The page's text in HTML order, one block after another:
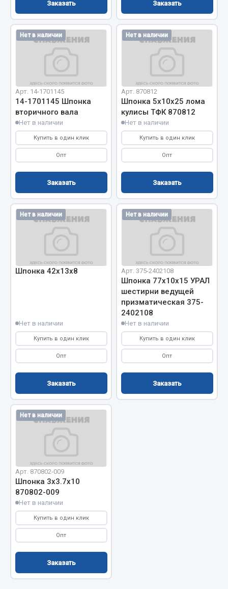
Весь раздел
Цепи подъёмные
РТИ
Кольца уплотнительные
Лента конвейерная
Патрубки
Прокладки
Рукава высокого давления
Автомобильная электрика
Блоки реле и предохранителей
Вилки нагрузочные
Выключатели и переключатели клавишные
Выключатель массы
Изолента
Показать ещё
Запчасти на полуприцепы
Амортизаторы для полуприцепов
Весь раздел
Двигатель
Заказать Заказать
Нет в наличии
Арт. 14-1701145
14-1701145 Шпонка
вторичного вала
Нет в наличии
Купить в один клик
Опт
Заказать
Нет в наличии
Арт. 870812
Шпонка 5х10х25 лома
кулисы ТФК 870812
Нет в наличии
Купить в один клик
Опт
Заказать
Нет в наличии
Шпонка 42х13х8
Нет в наличии
Купить в один клик
Опт
Заказать
Нет в наличии
Арт. 375-2402108
Шпонка 77х10х15 УРАЛ
шестирни ведущей
призматическая 375-
2402108
Нет в наличии
Купить в один клик
Опт
Заказать
Нет в наличии
Арт. 870802-009
Шпонка 3х3.7х10
870802-009
Нет в наличии
Купить в один клик
Опт
Заказать